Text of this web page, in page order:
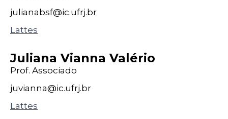
julianabsf@ic.ufrj.br
Lattes
Juliana Vianna Valério
Prof. Associado
juvianna@ic.ufrj.br
Lattes